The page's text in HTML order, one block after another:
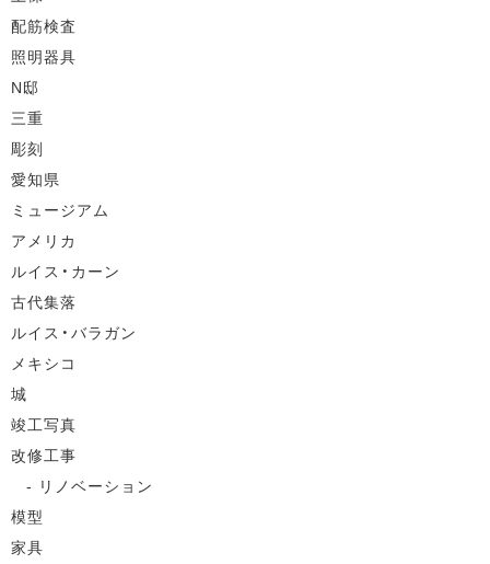
配筋検査
照明器具
N邸
三重
彫刻
愛知県
ミュージアム
アメリカ
ルイス・カーン
古代集落
ルイス・バラガン
メキシコ
城
竣工写真
改修工事
リノベーション
模型
家具